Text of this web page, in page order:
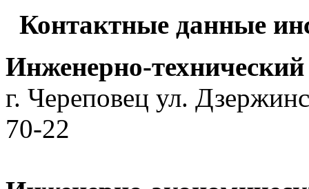
Контактные данные
Инженерно-
г. Череповец ул.
70-22